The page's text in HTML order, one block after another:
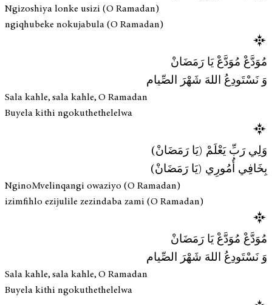
Ngizoshiya lonke usizi (O Ramadan)
ngiqhubeke nokujabula (O Ramadan)
مُوَدَّعْ مُوَدَّعْ يَا رَمَضَانْ
وَ نَسْتَودِعُ اللهَ شَهْرَ الصِّيام
Sala kahle, sala kahle, O Ramadan
Buyela kithi ngokuthethelelwa
وَلِي رَبِّ يَعْلَمْ (يَا رَمَضَانْ)
بِخَافِي أُمُورِي (يَا رَمَضَانْ)
NginoMvelinqangi owaziyo (O Ramadan)
izimfihlo ezijulile zezindaba zami (O Ramadan)
مُوَدَّعْ مُوَدَّعْ يَا رَمَضَانْ
وَ نَسْتَودِعُ اللهَ شَهْرَ الصِّيام
Sala kahle, sala kahle, O Ramadan
Buyela kithi ngokuthethelelwa